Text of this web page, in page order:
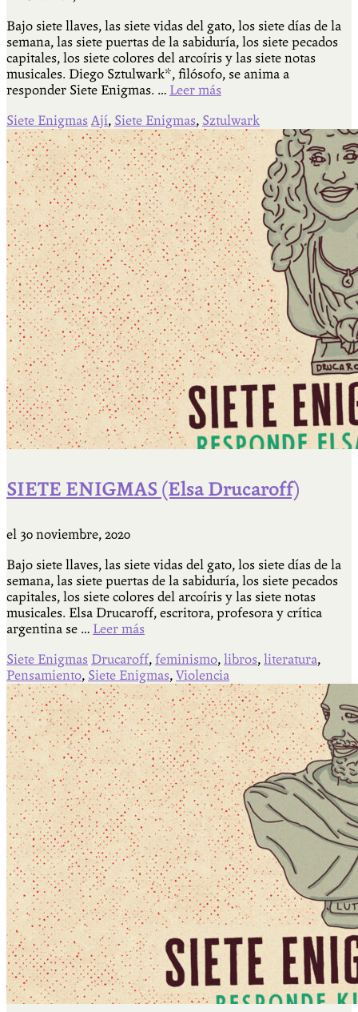
Bajo siete llaves, las siete vidas del gato, los siete días de la
semana, las siete puertas de la sabiduría, los siete pecados
capitales, los siete colores del arcoíris y las siete notas
musicales. Diego Sztulwark*, filósofo, se anima a
responder Siete Enigmas. … Leer más
Siete Enigmas Ají, Siete Enigmas, Sztulwark
SIETE ENIGMAS (Elsa Drucaroff)
el 30 noviembre, 2020
Bajo siete llaves, las siete vidas del gato, los siete días de la
semana, las siete puertas de la sabiduría, los siete pecados
capitales, los siete colores del arcoíris y las siete notas
musicales. Elsa Drucaroff, escritora, profesora y crítica
argentina se … Leer más
Siete Enigmas Drucaroff, feminismo, libros, literatura,
Pensamiento, Siete Enigmas, Violencia